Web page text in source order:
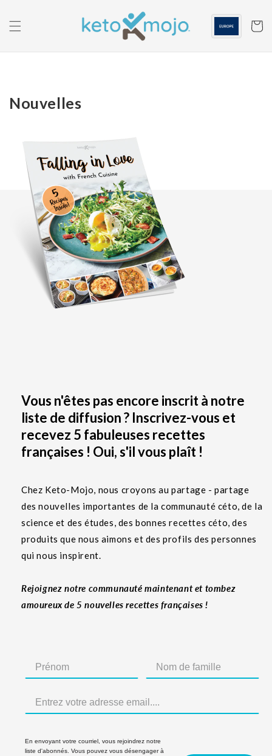
content
Panier
Nouvelles
Vous n'êtes pas encore inscrit à notre
liste de diffusion ? Inscrivez-vous et
recevez 5 fabuleuses recettes
françaises ! Oui, s'il vous plaît !
Chez Keto-Mojo, nous croyons au partage - partage
des nouvelles importantes de la communauté céto, de la
science et des études, des bonnes recettes céto, des
produits que nous aimons et des profils des personnes
qui nous inspirent.
Rejoignez notre communauté maintenant et tombez
amoureux de 5 nouvelles recettes françaises !
En envoyant votre courriel, vous rejoindrez notre
liste d'abonnés. Vous pouvez vous désengager à